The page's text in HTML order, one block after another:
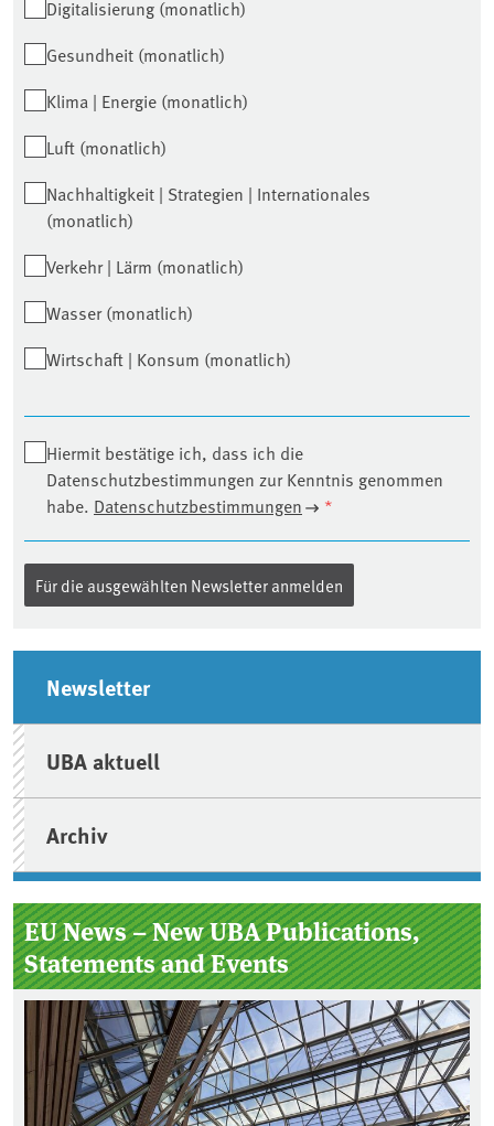
Digitalisierung (monatlich)
Gesundheit (monatlich)
Klima | Energie (monatlich)
Luft (monatlich)
Nachhaltigkeit | Strategien | Internationales
(monatlich)
Verkehr | Lärm (monatlich)
Wasser (monatlich)
Wirtschaft | Konsum (monatlich)
Hiermit bestätige ich, dass ich die
Datenschutzbestimmungen zur Kenntnis genommen
habe. Datenschutzbestimmungen *
Seitenleiste
Newsletter
UBA aktuell
Archiv
EU News – New UBA Publications,
Statements and Events